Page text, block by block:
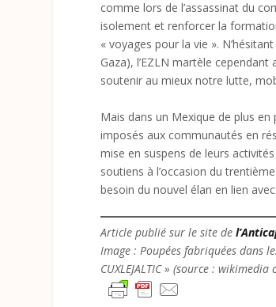
comme lors de l’assassinat du
isolement et renforcer la
« voyages pour la vie ».
Gaza), l’EZLN martèle
soutenir au mieux notre lutte,
Mais dans un Mexique de plus
imposés aux communautés en
mise en suspens de leurs
soutiens à l’occasion du
besoin du nouvel élan en lien
Article publié sur le site de
Image : Poupées fabriquées dans
CUXLEJALTIC » (source : wikimedia